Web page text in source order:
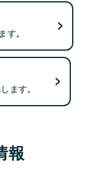
。
ます。
報